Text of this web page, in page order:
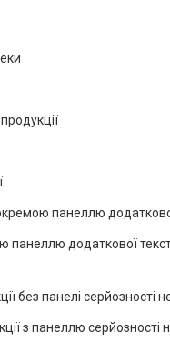
панеллю
панеллю додаткової
без панелі серйозності
з панеллю серйозності